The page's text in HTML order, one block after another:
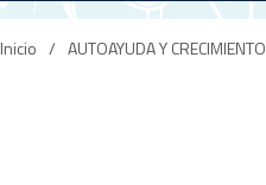
Inicio / AUTOAYUDA Y CRECIMIENTO